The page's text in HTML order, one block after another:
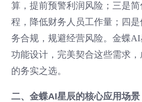
算，提前预警利润风险；三是
程，降低财务人员工作量；四
务合规，规避经营风险。金蝶
功能设计，完美契合这些需求
的务实之选。
二、金蝶AI星辰的核心应用场